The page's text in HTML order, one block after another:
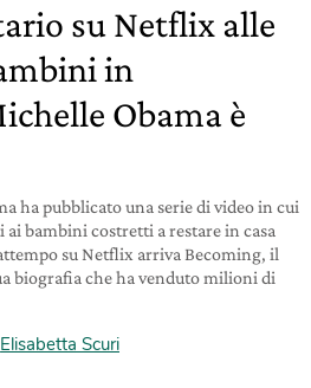
su Netflix alle
in
Obama è
ha pubblicato una serie di video in cui
bambini costretti a restare in casa
su Netflix arriva Becoming, il
biografia che ha venduto milioni di
Elisabetta Scuri